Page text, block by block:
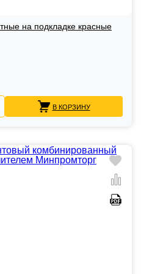
на подкладке красные
В КОРЗИНУ